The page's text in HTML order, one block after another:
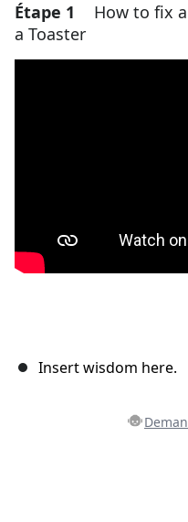
Étape 1
How to fix
a Toaster
Insert wisdom here.